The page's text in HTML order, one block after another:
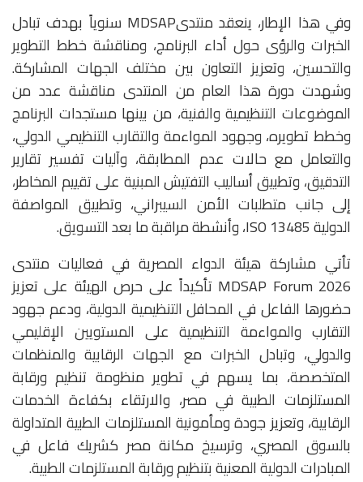
وفي هذا الإطار، ينعقد منتدىMDSAP سنوياً بهدف تبادل
الخبرات والرؤى حول أداء البرنامج، ومناقشة خطط التطوير
والتحسين، وتعزيز التعاون بين مختلف الجهات المشاركة.
وشهدت دورة هذا العام من المنتدى مناقشة عدد من
الموضوعات التنظيمية والفنية، من بينها مستجدات البرنامج
وخطط تطويره، وجهود المواءمة والتقارب التنظيمي الدولي،
والتعامل مع حالات عدم المطابقة، وآليات تفسير تقارير
التدقيق، وتطبيق أساليب التفتيش المبنية على تقييم المخاطر،
إلى جانب متطلبات الأمن السيبراني، وتطبيق المواصفة
الدولية ISO 13485، وأنشطة مراقبة ما بعد التسويق.
تأتي مشاركة هيئة الدواء المصرية في فعاليات منتدى
MDSAP Forum 2026 تأكيداً على حرص الهيئة على تعزيز
حضورها الفاعل في المحافل التنظيمية الدولية، ودعم جهود
التقارب والمواءمة التنظيمية على المستويين الإقليمي
والدولي، وتبادل الخبرات مع الجهات الرقابية والمنظمات
المتخصصة، بما يسهم في تطوير منظومة تنظيم ورقابة
المستلزمات الطبية في مصر، والارتقاء بكفاءة الخدمات
الرقابية، وتعزيز جودة ومأمونية المستلزمات الطبية المتداولة
بالسوق المصري، وترسيخ مكانة مصر كشريك فاعل في
المبادرات الدولية المعنية بتنظيم ورقابة المستلزمات الطبية.